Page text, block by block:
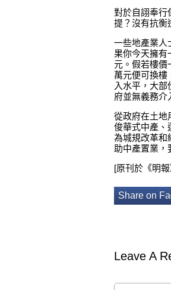
對於自詡奉行
提？沒有抗衡
一些地產業人
果你今天擁有
元。假若樓價
萬元便可換樓
入水平，大
府並無義務介
從政府在土地
俊華式中產、
為城規改革和
助中產置業，
[原刊於《明
Share on
Leave A